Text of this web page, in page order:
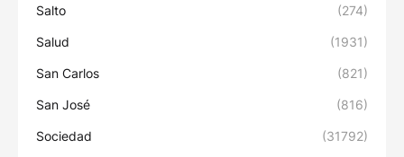
Salto (274)
Salud (1931)
San Carlos (821)
San José (816)
Sociedad (31792)